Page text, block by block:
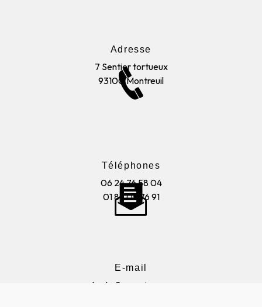
Adresse
7 Sentier tortueux
93100 Montreuil
Téléphones
06 24 76 58 04
01 85 05 76 91
E-mail
contact@2aenseignes.com